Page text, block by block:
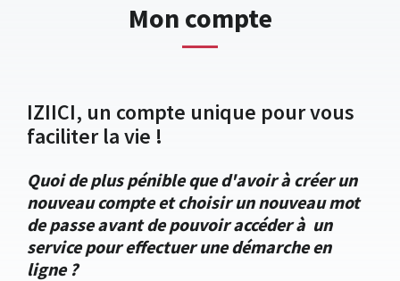
Mon compte
IZIICI, un compte unique pour vous
faciliter la vie !
Quoi de plus pénible que d'avoir à créer un
nouveau compte et choisir un nouveau mot
de passe avant de pouvoir accéder à un
service pour effectuer une démarche en
ligne ?